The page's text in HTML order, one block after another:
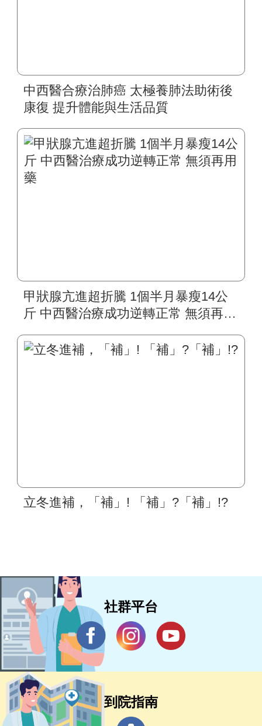
中西醫合療治肺癌 太極養肺法助術後
康復 提升體能與生活品質
甲狀腺亢進超折騰 1個半月暴瘦14公
斤 中西醫治療成功逆轉正常 無須再用
立冬進補，「補」! 「補」?「補」!?
社群平台
到院指南